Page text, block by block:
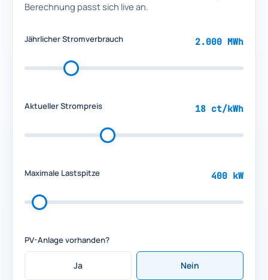
Berechnung passt sich live an.
Jährlicher Stromverbrauch 2.000 MWh
Aktueller Strompreis 18 ct/kWh
Maximale Lastspitze 400 kW
PV-Anlage vorhanden?
Ja Nein